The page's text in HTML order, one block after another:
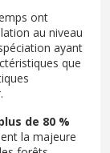
ont
au niveau
ayant
que
de 80 %
la majeure